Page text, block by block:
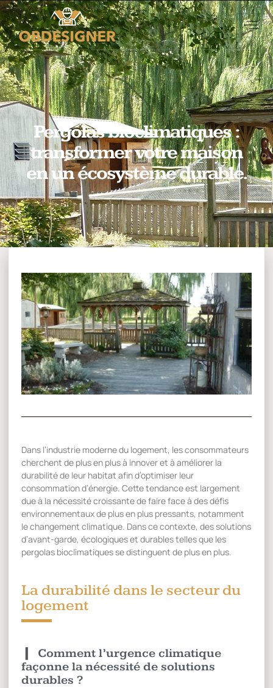
Pergolas bioclimatiques :
transformer votre maison
en un écosystème durable.
Dans l’industrie moderne du logement, les consommateurs
cherchent de plus en plus à innover et à améliorer la
durabilité de leur habitat afin d’optimiser leur
consommation d’énergie. Cette tendance est largement
due à la nécessité croissante de faire face à des défis
environnementaux de plus en plus pressants, notamment
le changement climatique. Dans ce contexte, des solutions
d’avant-garde, écologiques et durables telles que les
pergolas bioclimatiques se distinguent de plus en plus.
La durabilité dans le secteur du
logement
Comment l’urgence climatique
façonne la nécessité de solutions
durables ?